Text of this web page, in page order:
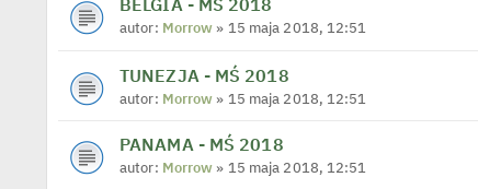
autor: Morrow» 15 maja 2018, 12:51
TUNEZJA - MŚ 2018
autor: Morrow» 15 maja 2018, 12:51
PANAMA - MŚ 2018
autor: Morrow» 15 maja 2018, 12:51